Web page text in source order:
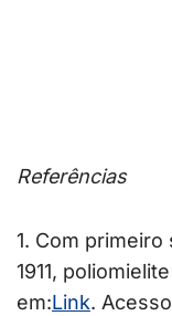
Referências
1. Com
1911,
em:Link.